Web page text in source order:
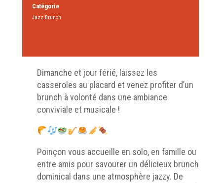
Catégorie
Jazz Brunch
Dimanche et jour férié, laissez les
casseroles au placard et venez profiter d’un
brunch à volonté dans une ambiance
conviviale et musicale !
Poinçon vous accueille en solo, en famille ou
entre amis pour savourer un délicieux brunch
dominical dans une atmosphère jazzy. De